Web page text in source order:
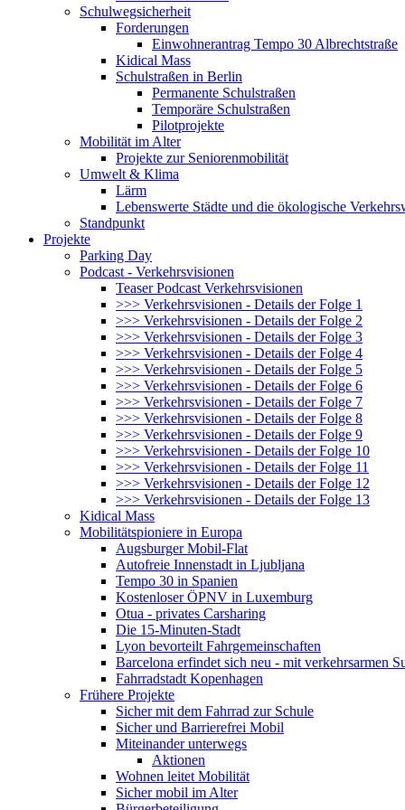
Schulwegsicherheit
Forderungen
Einwohnerantrag Tempo 30 Albrechtstraße
Kidical Mass
Schulstraßen in Berlin
Permanente Schulstraßen
Temporäre Schulstraßen
Pilotprojekte
Mobilität im Alter
Projekte zur Seniorenmobilität
Umwelt & Klima
Lärm
Lebenswerte Städte und die ökologische
Standpunkt
Projekte
Parking Day
Podcast - Verkehrsvisionen
Teaser Podcast Verkehrsvisionen
>>> Verkehrsvisionen - Details der Folge 1
>>> Verkehrsvisionen - Details der Folge 2
>>> Verkehrsvisionen - Details der Folge 3
>>> Verkehrsvisionen - Details der Folge 4
>>> Verkehrsvisionen - Details der Folge 5
>>> Verkehrsvisionen - Details der Folge 6
>>> Verkehrsvisionen - Details der Folge 7
>>> Verkehrsvisionen - Details der Folge 8
>>> Verkehrsvisionen - Details der Folge 9
>>> Verkehrsvisionen - Details der Folge 10
>>> Verkehrsvisionen - Details der Folge 11
>>> Verkehrsvisionen - Details der Folge 12
>>> Verkehrsvisionen - Details der Folge 13
Kidical Mass
Mobilitätspioniere in Europa
Augsburger Mobil-Flat
Autofreie Innenstadt in Ljubljana
Tempo 30 in Spanien
Kostenloser ÖPNV in Luxemburg
Otua - privates Carsharing
Die 15-Minuten-Stadt
Lyon bevorteilt Fahrgemeinschaften
Barcelona erfindet sich neu - mit verkehrsarmen
Fahrradstadt Kopenhagen
Frühere Projekte
Sicher mit dem Fahrrad zur Schule
Sicher und Barrierefrei Mobil
Miteinander unterwegs
Aktionen
Wohnen leitet Mobilität
Sicher mobil im Alter